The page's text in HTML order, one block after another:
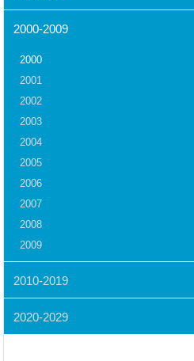
2000-2009
2000
2001
2002
2003
2004
2005
2006
2007
2008
2009
2010-2019
2020-2029